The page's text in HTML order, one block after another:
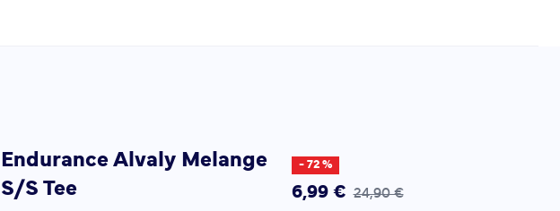
Endurance Alvaly Melange
S/S Tee
- 72 %
6,99 € 24,90 €